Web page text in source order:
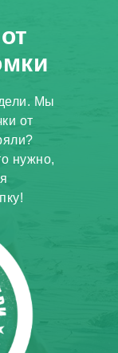
Мы
от
нужно,